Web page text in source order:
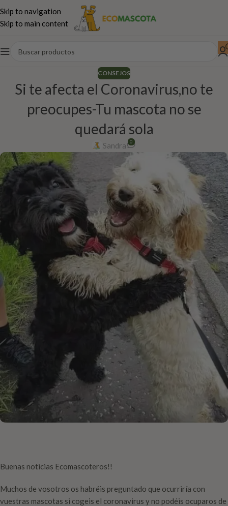
Skip to navigation
Skip to main content
CONSEJOS
Si te afecta el Coronavirus,no te
preocupes-Tu mascota no se
quedará sola
Sandra 0
Buenas noticias Ecomascoteros!!
Muchos de vosotros os habréis preguntado que ocurriría con
vuestras mascotas si cogeis el coronavirus y no podéis ocuparos de